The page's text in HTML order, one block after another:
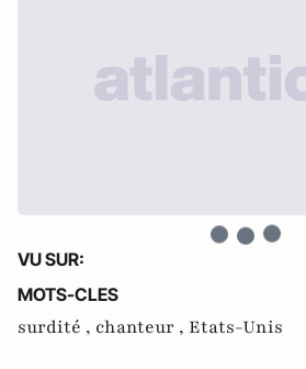
VU SUR:
MOTS-CLES
surdité , chanteur , Etats-Unis